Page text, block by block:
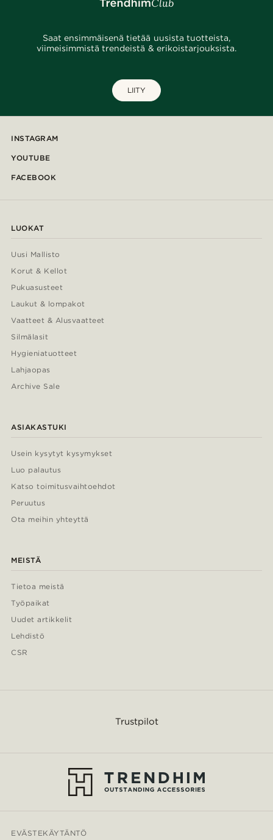
Saat ensimmäisenä tietää uusista tuotteista,
viimeisimmistä trendeistä & erikoistarjouksista.
LIITY
INSTAGRAM
YOUTUBE
FACEBOOK
LUOKAT
Uusi Mallisto
Korut & Kellot
Pukuasusteet
Laukut & lompakot
Vaatteet & Alusvaatteet
Silmälasit
Hygieniatuotteet
Lahjaopas
Archive Sale
ASIAKASTUKI
Usein kysytyt kysymykset
Luo palautus
Katso toimitusvaihtoehdot
Peruutus
Ota meihin yhteyttä
MEISTÄ
Tietoa meistä
Työpaikat
Uudet artikkelit
Lehdistö
CSR
Trustpilot
EVÄSTEKÄYTÄNTÖ